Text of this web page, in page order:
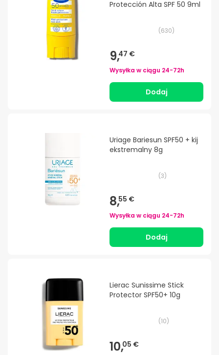
Protección Alta SPF 50 9ml
(630)
9,47 €
Wysyłka w ciągu 24-72h
Dodaj
Uriage Bariesun SPF50 + kij
ekstremalny 8g
(3)
8,55 €
Wysyłka w ciągu 24-72h
Dodaj
Lierac Sunissime Stick
Protector SPF50+ 10g
(10)
10,05 €